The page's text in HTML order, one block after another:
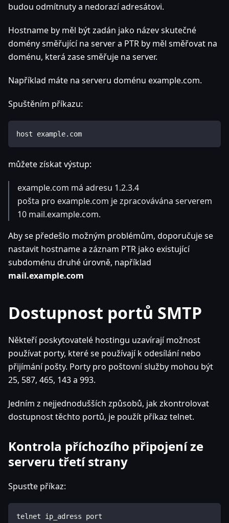
budou odmítnuty a nedorazí adresátovi.
Hostname by měl být zadán jako název skutečné
domény směřující na server a PTR by měl směřovat na
doménu, která zase směřuje na server.
Například máte na serveru doménu example.com.
Spuštěním příkazu:
host example.com
můžete získat výstup:
example.com má adresu 1.2.3.4
pošta pro example.com je zpracovávána serverem
10 mail.example.com.
Aby se předešlo možným problémům, doporučuje se
nastavit hostname a záznam PTR jako existující
subdoménu druhé úrovně, například
mail.example.com
Dostupnost portů SMTP
Někteří poskytovatelé hostingu uzavírají možnost
používat porty, které se používají k odesílání nebo
přijímání pošty. Porty pro poštovní služby mohou být
25, 587, 465, 143 a 993.
Jedním z nejjednodušších způsobů, jak zkontrolovat
dostupnost těchto portů, je použít příkaz telnet.
Kontrola příchozího připojení ze
serveru třetí strany
Spusťte příkaz:
telnet ip_adress port